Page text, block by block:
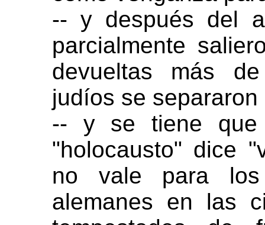
-- y después del
parcialmente
devueltas más
judíos se
-- y se tiene que
"holocausto" dice
no vale para
alemanes en las